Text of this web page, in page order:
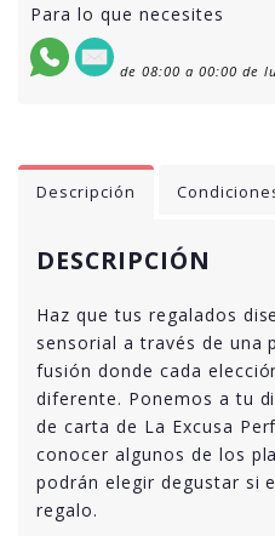
Para lo que necesites
de 08:00 a 00:00 de
Descripción
DESCRIPCIÓN
Haz que tus regalados
sensorial a través de una
fusión donde cada
diferente. Ponemos a tu
de carta de La Excusa
conocer algunos de los
podrán elegir degustar si
regalo.